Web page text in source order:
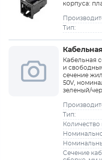
корпуса:
Тип:
Кабельная
и
сечение
50V,
зеленый/
Тип:
Сечение